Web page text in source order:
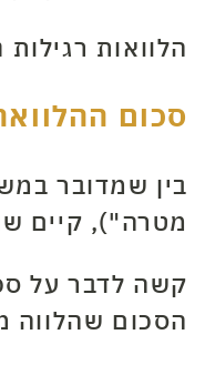
הלוואות
סכום
בין שמדובר
מטרה"), קיים
קשה לדבר על
הסכום שהלווה